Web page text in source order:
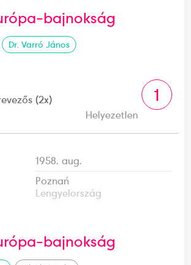
bajnokság
Dr. Varró János
(2x) 1
Helyezetlen
1958. aug.
Poznań
Lengyelország
bajnokság